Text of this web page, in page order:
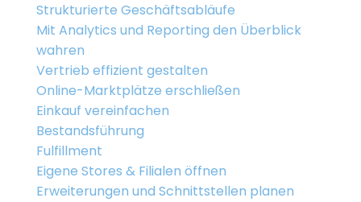
Strukturierte Geschäftsabläufe
Mit Analytics und Reporting den Überblick
wahren
Vertrieb effizient gestalten
Online-Marktplätze erschließen
Einkauf vereinfachen
Bestandsführung
Fulfillment
Eigene Stores & Filialen öffnen
Erweiterungen und Schnittstellen planen